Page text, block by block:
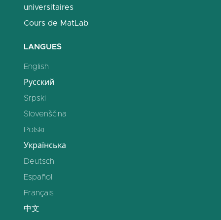
universitaires
Cours de MatLab
LANGUES
English
Русский
Srpski
Slovenščina
Polski
Українська
Deutsch
Español
Français
中文